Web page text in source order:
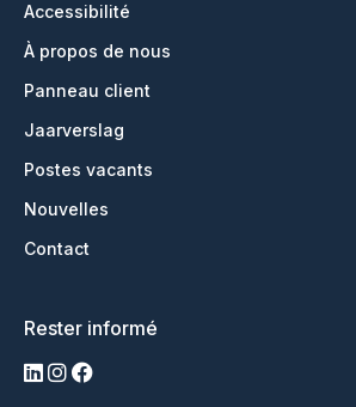
Accessibilité
À propos de nous
Panneau client
Jaarverslag
Postes vacants
Nouvelles
Contact
Rester informé
LinkedIn
Instagram
Facebook